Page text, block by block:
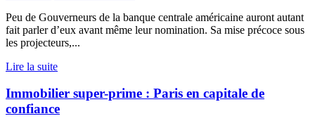
Peu de Gouverneurs de la banque centrale américaine auront autant
fait parler d’eux avant même leur nomination. Sa mise précoce sous
les projecteurs,...
Lire la suite
Immobilier super-prime : Paris en capitale de
confiance